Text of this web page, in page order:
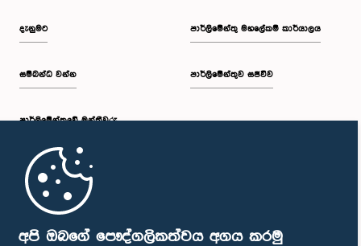
අපි ඔබගේ පෞද්ගලිකත්වය අගය කරමු
දැනුමට
සම්බන්ධ වන්න
පාර්ලි‌මේන්තුවේ මන්ත්‍රීවරු
මුල් පිටුව
පාර්ලිමේන්තු මහලේකම් කාර්යාලය
පාර්ලිමේන්තුව සජීවීව
පාර්ලිමේන්තු ජංගම යෙදුම